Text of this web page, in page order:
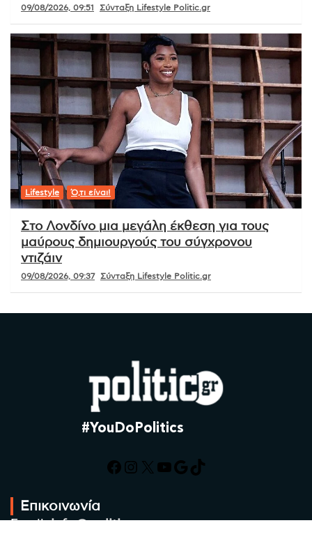
09/08/2026, 09:51 Σύνταξη Lifestyle Politic.gr
Lifestyle Ό,τι είναι!
Στο Λονδίνο μια μεγάλη έκθεση για τους
μαύρους δημιουργούς του σύγχρονου
ντιζάιν
09/08/2026, 09:37 Σύνταξη Lifestyle Politic.gr
#YouDoPolitics
Facebook
Instagram
X YouTube
Google
TikTok
Επικοινωνία
Email: